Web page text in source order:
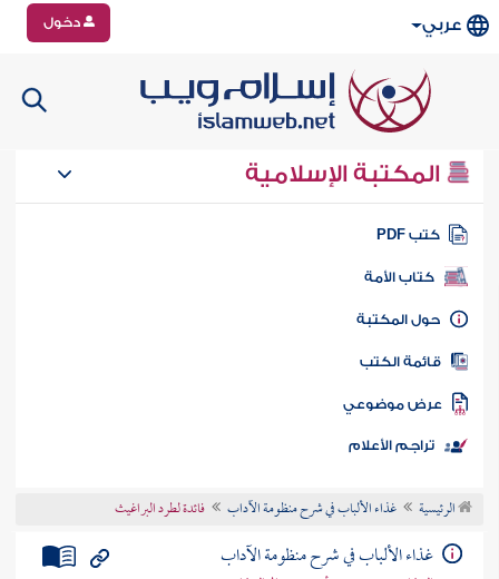
عربي دخول
المكتبة الإسلامية
كتب PDF
كتاب الأمة
المكتبة
الكتب
موضوعي
تراجم الأعلام
الرئيسية غذاء الألباب في شرح منظومة الآداب فائدة لطرد البراغيث
غذاء الألباب في شرح منظومة الآداب